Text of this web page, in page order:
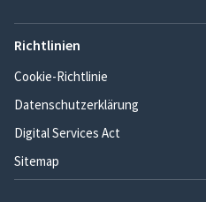
Richtlinien
Cookie-Richtlinie
Datenschutzerklärung
Digital Services Act
Sitemap